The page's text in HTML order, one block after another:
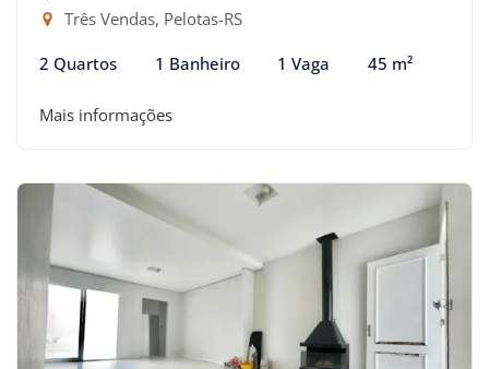
Três Vendas, Pelotas-RS
2 Quartos 1 Banheiro 1 Vaga 45 m²
Mais informações